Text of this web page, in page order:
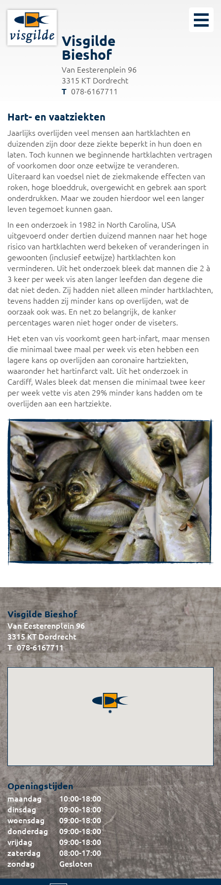
Visgilde
Bieshof
Van Eesterenplein 96
3315 KT Dordrecht
078-6167711
Hart- en vaatziekten
Jaarlijks overlijden veel mensen aan hartklachten en
duizenden zijn door deze ziekte beperkt in hun doen en
laten. Toch kunnen we beginnende hartklachten vertragen
of voorkomen door onze eetwijze te veranderen.
Uiteraard kan voedsel niet de ziekmakende effecten van
roken, hoge bloeddruk, overgewicht en gebrek aan sport
onderdrukken. Maar we zouden hierdoor wel een langer
leven tegemoet kunnen gaan.
In een onderzoek in 1982 in North Carolina, USA
uitgevoerd onder dertien duizend mannen naar het hoge
risico van hartklachten werd bekeken of veranderingen in
gewoonten (inclusief eetwijze) hartklachten kon
verminderen. Uit het onderzoek bleek dat mannen die 2 à
3 keer per week vis aten langer leefden dan degene die
dat niet deden. Zij hadden niet alleen minder hartklachten,
tevens hadden zij minder kans op overlijden, wat de
oorzaak ook was. En net zo belangrijk, de kanker
percentages waren niet hoger onder de viseters.
Het eten van vis voorkomt geen hart-infart, maar mensen
die minimaal twee maal per week vis eten hebben een
lagere kans op overlijden aan coronaire hartziekten,
waaronder het hartinfarct valt. Uit het onderzoek in
Cardiff, Wales bleek dat mensen die minimaal twee keer
per week vette vis aten 29% minder kans hadden om te
overlijden aan een hartziekte.
Visgilde Bieshof
Van Eesterenplein 96
3315 KT Dordrecht
078-6167711
Openingstijden
maandag 10:00-18:00
dinsdag
09:00-18:00
woensdag
09:00-18:00
donderdag
09:00-18:00
vrijdag
09:00-18:00
zaterdag
08:00-17:00
zondag
Gesloten